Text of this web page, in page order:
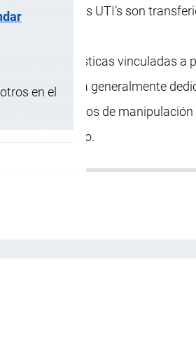
en el
físico donde las UTI’s son
logísticas vinculadas a
línea logística generalmente
requerimientos de
portuario.